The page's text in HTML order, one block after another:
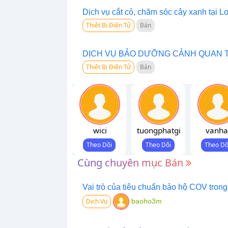
Dịch vụ cắt cỏ, chăm sóc cây xanh tại
Thiết Bị Điện Tử
Bán
DỊCH VỤ BẢO DƯỠNG CẢNH QUAN
Thiết Bị Điện Tử
Bán
wici tuongphatgi
Cùng chuyên mục Bán
Vai trò của tiêu chuẩn bảo hộ COV
Dịch Vụ
baoho3m